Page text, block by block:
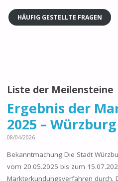
HÄUFIG GESTELLTE FRAGEN
Liste der Meilensteine
Ergebnis der
2025 – Würzburg
08/04/2026
Bekanntmachung Die Stadt
vom 20.05.2025 bis zum
Markterkundungsverfahren durch.